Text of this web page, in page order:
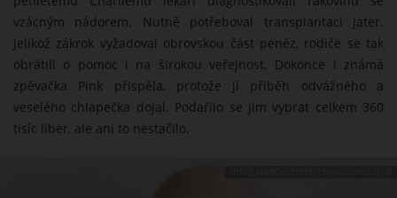
vzácným nádorem. Nutně potřeboval transplantaci jater.
Jelikož zákrok vyžadoval obrovskou část peněz, rodiče se tak
obrátili o pomoc i na širokou veřejnost. Dokonce i známá
zpěvačka Pink přispěla, protože jí příběh odvážného a
veselého chlapečka dojal. Podařilo se jim vybrat celkem 360
tisíc liber, ale ani to nestačilo.